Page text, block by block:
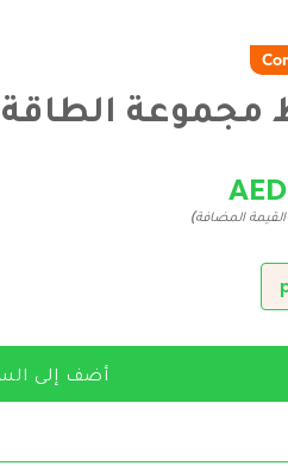
مجموعة الطاقة
المضافة)
أضف إلى